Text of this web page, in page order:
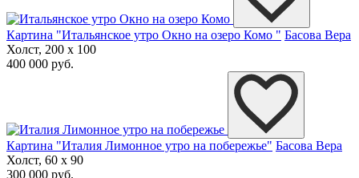
Картина "Итальянское утро Окно на озеро Комо " Басова Вера
Холст, 200 x 100
400 000 руб.
Картина "Италия Лимонное утро на побережье" Басова Вера
Холст, 60 x 90
300 000 руб.